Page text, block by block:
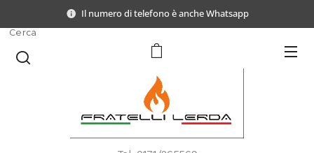
Il numero di telefono è anche Whatsapp
Cerca